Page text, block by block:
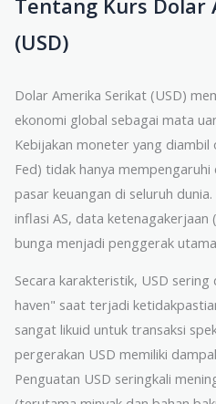
Tentang Kurs Dolar
(USD)
Dolar Amerika Serikat (USD)
ekonomi global sebagai mata
Kebijakan moneter yang diambil
Fed) tidak hanya
pasar keuangan di seluruh
inflasi AS, data ketenagakerjaan
bunga menjadi penggerak
Secara karakteristik, USD
haven" saat terjadi
sangat likuid untuk transaksi
pergerakan USD memiliki
Penguatan USD seringkali